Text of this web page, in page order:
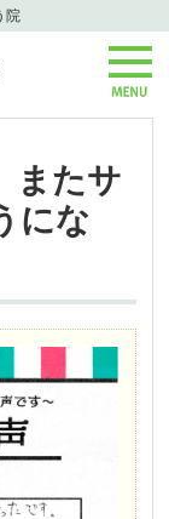
院
またサ
にな